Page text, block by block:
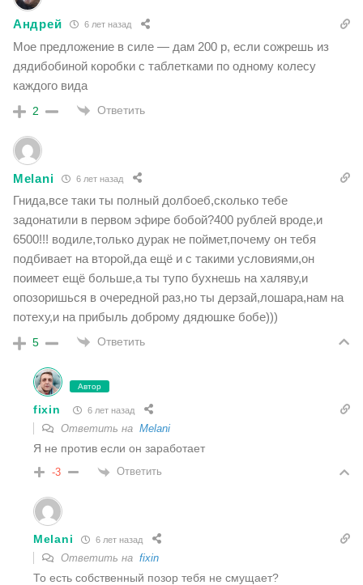
Андрей 6 лет назад
Мое предложение в силе — дам 200 р, если сожрешь из
дядибобиной коробки с таблетками по одному колесу
каждого вида
2 Ответить
Melani 6 лет назад
Гнида,все таки ты полный долбоеб,сколько тебе
задонатили в первом эфире бобой?400 рублей вроде,и
6500!!! водиле,только дурак не поймет,почему он тебя
подбивает на второй,да ещё и с такими условиями,он
поимеет ещё больше,а ты тупо бухнешь на халяву,и
опозоришься в очередной раз,но ты дерзай,лошара,нам на
потеху,и на прибыль доброму дядюшке бобе)))
5 Ответить
Автор
fixin 6 лет назад
Ответить на Melani
Я не против если он заработает
-3 Ответить
Melani 6 лет назад
Ответить на fixin
То есть собственный позор тебя не смущает?